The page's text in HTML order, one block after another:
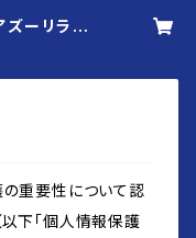
ズーリラム
の重要性について認
下「個人情報保護